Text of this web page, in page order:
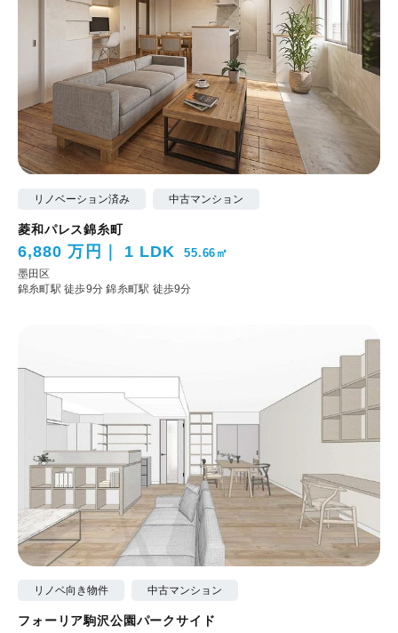
リノベーション済み 中古マンション
菱和パレス錦糸町
6,880 万円 1 LDK 55.66㎡
墨田区
錦糸町駅 徒歩9分錦糸町駅 徒歩9分
リノベ向き物件 中古マンション
フォーリア駒沢公園パークサイド